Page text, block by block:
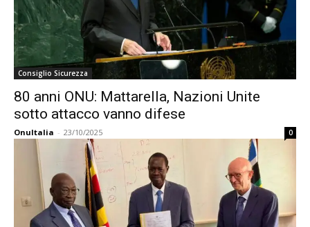
Consiglio Sicurezza
80 anni ONU: Mattarella, Nazioni Unite
sotto attacco vanno difese
OnuItalia - 23/10/2025 0